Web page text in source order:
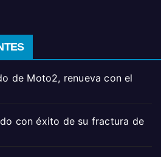
de Moto2, renueva con el
con éxito de su fractura de